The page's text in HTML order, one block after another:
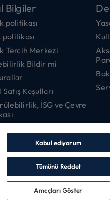
Bilgiler
politikası
politikası
Tercih Merkezi
Bildirimi
Koşulları
İSG ve Çevre
ve elektronik
hakkinda
Politikası
Via Comolli, 57 - 20861
Kabul ediyorum
Tümünü Reddet
Amaçları Göster